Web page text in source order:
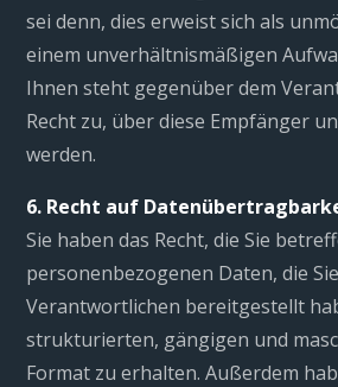
sei denn, dies erweist sich als
einem unverhältnismäßigen
Ihnen steht gegenüber dem
Recht zu, über diese Empfänger
werden.
6. Recht auf
Sie haben das Recht, die Sie
personenbezogenen Daten, die
Verantwortlichen bereitgestellt
strukturierten, gängigen und
Format zu erhalten. Außerdem